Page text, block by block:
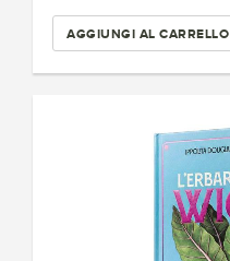
AGGIUNGI AL CARRELLO